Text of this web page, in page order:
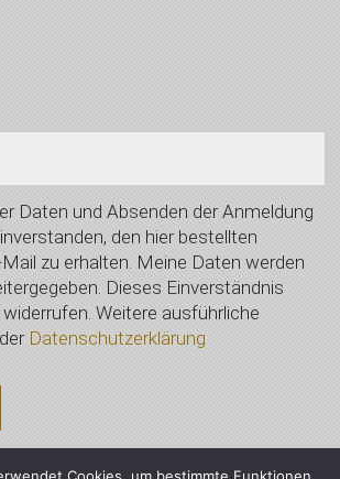
Daten und Absenden der Anmeldung
den hier bestellten
zu erhalten. Meine Daten werden
Dieses Einverständnis
Weitere ausführliche
Datenschutzerklärung